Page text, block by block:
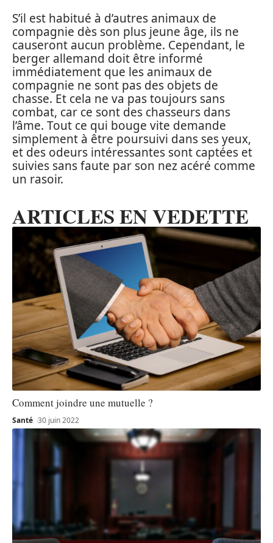
S’il est habitué à d’autres animaux de
compagnie dès son plus jeune âge, ils ne
causeront aucun problème. Cependant, le
berger allemand doit être informé
immédiatement que les animaux de
compagnie ne sont pas des objets de
chasse. Et cela ne va pas toujours sans
combat, car ce sont des chasseurs dans
l’âme. Tout ce qui bouge vite demande
simplement à être poursuivi dans ses yeux,
et des odeurs intéressantes sont captées et
suivies sans faute par son nez acéré comme
un rasoir.
ARTICLES EN VEDETTE
Comment joindre une mutuelle ?
Santé 30 juin 2022